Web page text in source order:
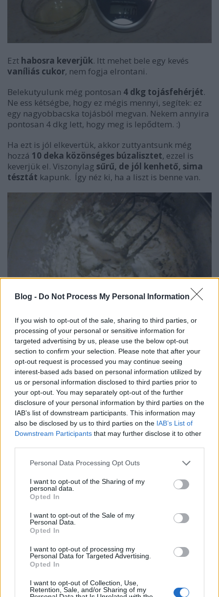
Blog - Do Not Process My Personal Information
If you wish to opt-out of the sale, sharing to third parties, or
processing of your personal or sensitive information for
targeted advertising by us, please use the below opt-out
section to confirm your selection. Please note that after your
opt-out request is processed you may continue seeing
interest-based ads based on personal information utilized by
us or personal information disclosed to third parties prior to
your opt-out. You may separately opt-out of the further
disclosure of your personal information by third parties on the
IAB’s list of downstream participants. This information may
also be disclosed by us to third parties on the IAB’s List of
Downstream Participants that may further disclose it to other
Please note that this website/app uses one or more Google
not limited to your visit or usage behaviour. You may click to
grant or deny consent to Google and its third-party tags to
use your data for below specified purposes in below Google
consent section.
Personal Data Processing Opt Outs
I want to opt-out of the Sharing of my
personal data.
Opted In
I want to opt-out of the Sale of my
Personal Data.
Opted In
I want to opt-out of processing my
Personal Data for Targeted Advertising.
Opted In
I want to opt-out of Collection, Use,
Retention, Sale, and/or Sharing of my
Ezt habosra keverjük. Itt mehet bele egy kevés
vaníliás cukor, nem fogja elrontani.
Belekutyulunk még pontosan 4 dkg tojásfehérjét.
Ne ess kétségbe, hogy ez mégis mennyi, segítek: ez
egy nagyobbacska tojásból megvan. Nekem annyira
pontosan 4 dkg lett, hogy meg is lepődtem. :)
Ha ezt is jól elkevertük, akkor zuttyantsunk még
hozzá 10 deka közönséges búzalisztet, ezzel is
keverjük el. Viszonylag sűrű, de jól kenhető, sima
tésztát kapunk. Így néz ki, ha a liszt is benne van.
Most jön a truváj.
Sütőpapírrakb. 10 cm átmérőjű köröket kenj
belőle, de nagyon fontos, hogy annyiravékony
legyen, amennyire csak lehet. Ha vastag lesz, törni
fog már a hajtogatáskor is.
Tehát: minél vékonyabb, annál jobb. Az se baj, ha
szinte átlátszóra sikerül.